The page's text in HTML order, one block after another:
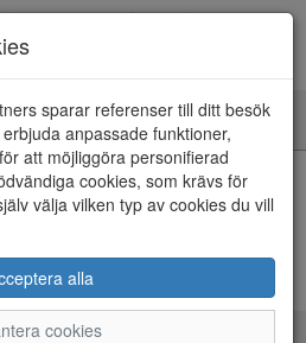
KÖP
sparar referenser till ditt besök
anpassade funktioner,
att möjliggöra personifierad
cookies, som krävs för
välja vilken typ av cookies du vill
alla
cookies